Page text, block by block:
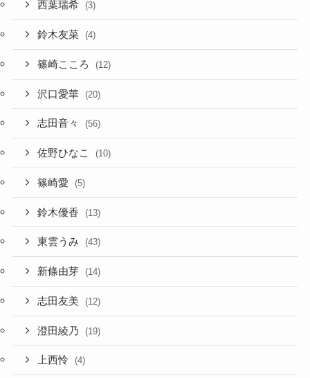
西葉瑞希 (3)
鈴木友菜 (4)
篠崎こころ (12)
沢口愛華 (20)
志田音々 (56)
佐野ひなこ (10)
篠崎愛 (5)
鈴木優香 (13)
東雲うみ (43)
新條由芽 (14)
志田友美 (12)
澄田綾乃 (19)
上西怜 (4)